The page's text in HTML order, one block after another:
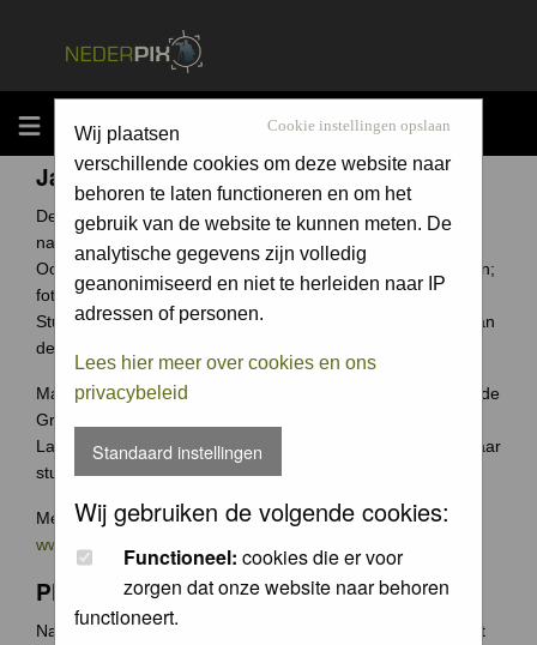
MENU Cookie instellingen opslaan
Wij plaatsen
verschillende cookies om deze website naar
behoren te laten functioneren en om het
gebruik van de website te kunnen meten. De
analytische gegevens zijn volledig
geanonimiseerd en niet te herleiden naar IP
adressen of personen.
Lees hier meer over cookies en ons
privacybeleid
Standaard instellingen
Wij gebruiken de volgende cookies:
Functioneel: cookies die er voor
zorgen dat onze website naar behoren
functioneert.
Jaarcompetitie
De Groene Camera is een fotowedstrijd voor elke
natuurfotograaf uit Nederland en België.
Ook jouw foto archief bevat ongetwijfeld verborgen schatten;
foto's waar je trots op bent.
Stuur ze in en wie weet win jij de Groene Camera of een van
de vele andere prijzen.
Maak je je meeste foto's in Nederland of België? Dan past de
Groene Camera helemaal bij jou.
Laat je mooiste foto's niet 'verstoffen' op je harde schijf, maar
stuur je foto's in voor de Groene Camera!
Meer weten over deze wedstrijd ga naar
www.groenecamera.nl
Photochallenge
Naast de jaarlijkse Groene Camera wedstrijden organiseert